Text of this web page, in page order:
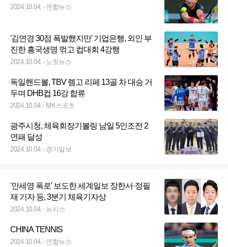
2024.10.04. 연합뉴스
'김연경 30점 폭발했지만' 기업은행, 외인 부
진한 흥국생명 꺾고 컵대회 4강행
2024.10.04. 노컷뉴스
독일핸드볼, TBV 렘고 리페 13골 차 대승 거
두며 DHB컵 16강 합류
2024.10.04. MK스포츠
광주시청, 체육회장기볼링 남일 5인조전 2
연패 달성
2024.10.04. 경기일보
'안세영 폭로' 보도한 세계일보 장한서·정필
재 기자 등, 3분기 체육기자상
2024.10.04. 뉴시스
CHINA TENNIS
2024.10.04. 연합뉴스